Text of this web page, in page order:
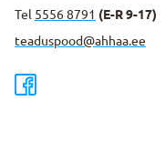
Tel 5556 8791 (E-R 9-17)
teaduspood@ahhaa.ee